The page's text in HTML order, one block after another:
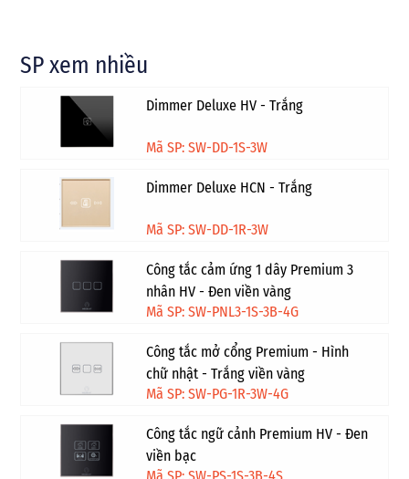
SP xem nhiều
Dimmer Deluxe HV - Trắng
Mã SP: SW-DD-1S-3W
Dimmer Deluxe HCN - Trắng
Mã SP: SW-DD-1R-3W
Công tắc cảm ứng 1 dây Premium 3
nhân HV - Đen viền vàng
Mã SP: SW-PNL3-1S-3B-4G
Công tắc mở cổng Premium - Hình
chữ nhật - Trắng viền vàng
Mã SP: SW-PG-1R-3W-4G
Công tắc ngữ cảnh Premium HV - Đen
viền bạc